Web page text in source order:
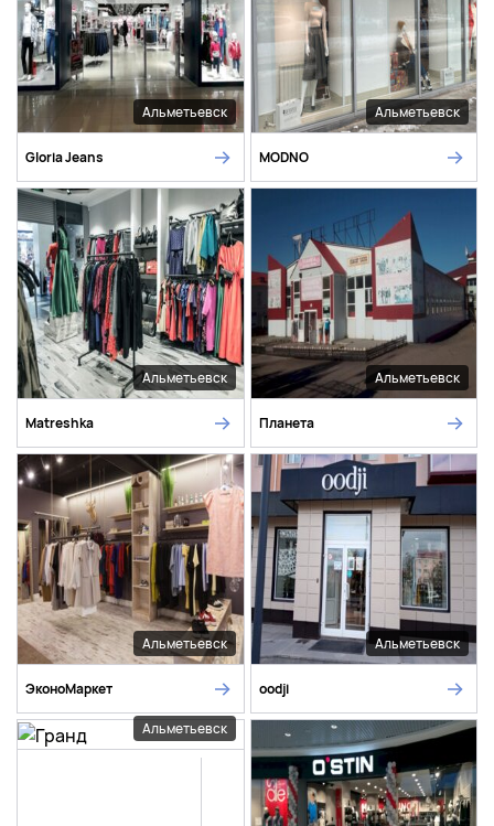
Альметьевск
Gloria Jeans
Альметьевск
MODNO
Альметьевск
Matreshka
Альметьевск
Планета
Альметьевск
ЭконоМаркет
Альметьевск
oodji
Альметьевск